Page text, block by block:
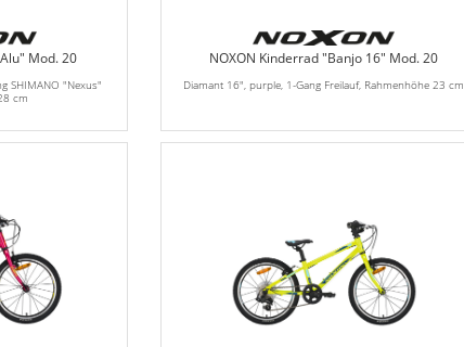
Mod. 20
SHIMANO "Nexus"
cm
NOXON Kinderrad "Banjo 16" Mod. 20
Diamant 16", purple, 1-Gang Freilauf, Rahmenhöhe 23 cm